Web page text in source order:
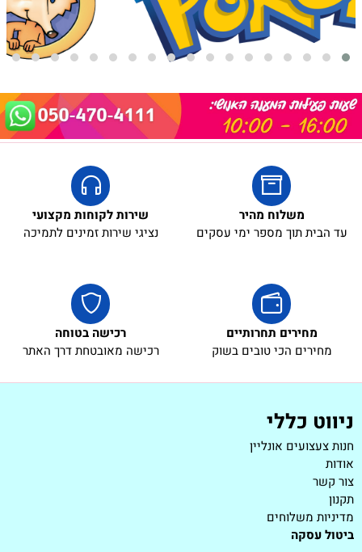
משלוח מהיר
עד הבית תוך מספר ימי עסקים
שירות לקוחות מקצועי
נציגי שירות זמינים לתמיכה
מחירים תחרותיים
מחירים הכי טובים בשוק
רכישה בטוחה
רכישה מאובטחת דרך האתר
ניווט כללי
חנות צעצועים אונליין
אודות
צור קשר
תקנון
מדיניות משלוחים
ביטול עסקה